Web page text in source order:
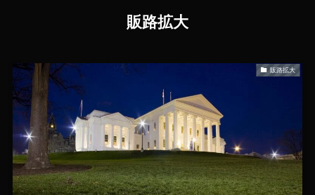
販路拡大
販路拡大